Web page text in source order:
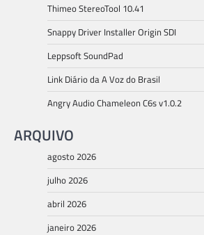
Thimeo StereoTool 10.41
Snappy Driver Installer Origin SDI
Leppsoft SoundPad
Link Diário da A Voz do Brasil
Angry Audio Chameleon C6s v1.0.2
ARQUIVO
agosto 2026
julho 2026
abril 2026
janeiro 2026